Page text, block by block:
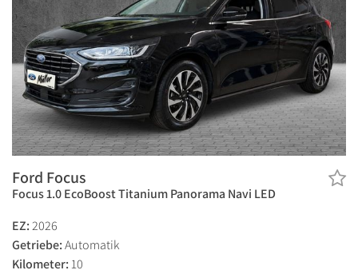
Ford Focus
Focus 1.0 EcoBoost Titanium Panorama Navi LED
EZ:2026
Getriebe:Automatik
Kilometer: 10